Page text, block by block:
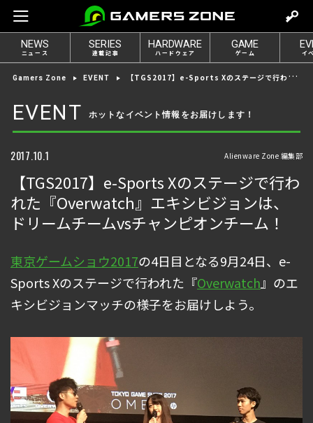
e
t
o
g
i
n
NEWS
ニュース
SERIES
連載記事
HARDWARE
ハードウェア
GAME
ゲーム イ
Gamers Zone EVENT 【TGS2017】e-Sports Xのステージで行われた『Overwatch』エキシビジョンは、ドリームチームvsチャンピオンチーム！
EVENT ホットなイベント情報をお届けします！
2017.10.1 Alienware Zone 編集部
【TGS2017】e-Sports Xのステージで行わ
れた『Overwatch』エキシビジョンは、
ドリームチームvsチャンピオンチーム！
東京ゲームショウ2017の4日目となる9月24日、e-
Sports Xのステージで行われた『Overwatch』のエ
キシビジョンマッチの様子をお届けしよう。